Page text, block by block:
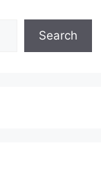
Search